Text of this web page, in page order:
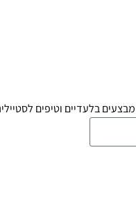
בלעדיים וטיפים